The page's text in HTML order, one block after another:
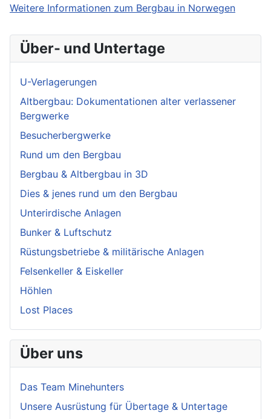
Weitere Informationen zum Bergbau in Norwegen
Über- und Untertage
U-Verlagerungen
Altbergbau: Dokumentationen alter verlassener
Bergwerke
Besucherbergwerke
Rund um den Bergbau
Bergbau & Altbergbau in 3D
Dies & jenes rund um den Bergbau
Unterirdische Anlagen
Bunker & Luftschutz
Rüstungsbetriebe & militärische Anlagen
Felsenkeller & Eiskeller
Höhlen
Lost Places
Über uns
Das Team Minehunters
Unsere Ausrüstung für Übertage & Untertage